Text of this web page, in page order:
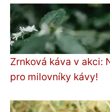
Zrnková káva v akci:
pro milovníky kávy!